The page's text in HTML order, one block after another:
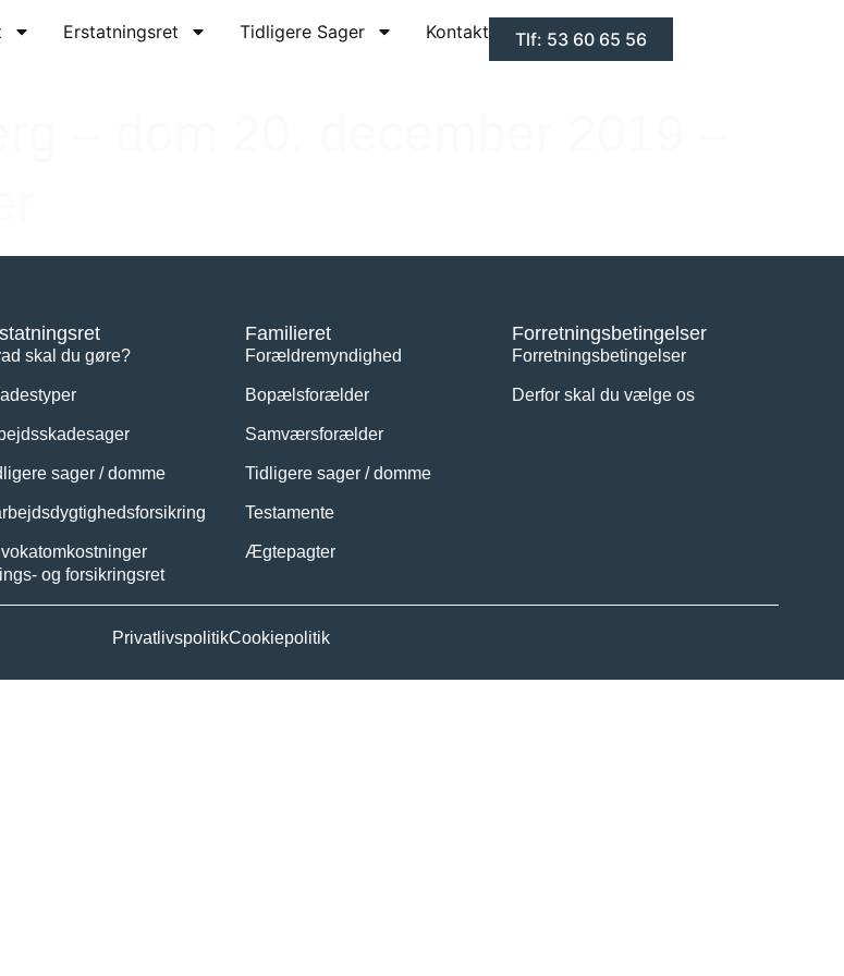
Erstatningsret Tidligere Sager Kontakt Tlf: 53 60 65 56
skal du gøre?
sager / domme
Familieret
Forældremyndighed
Bopælsforælder
Samværsforælder
Tidligere sager / domme
Testamente
Ægtepagter
Forretningsbetingelser
Forretningsbetingelser
Derfor skal du vælge os
og forsikringsret
PrivatlivspolitikCookiepolitik